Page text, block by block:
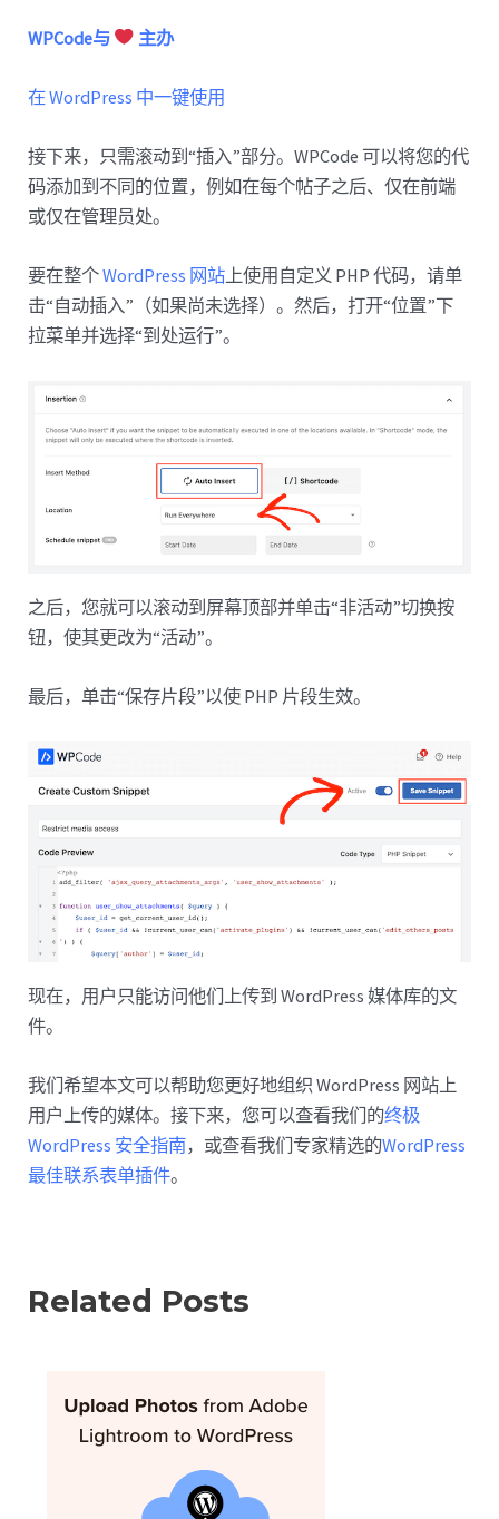
WPCode与 主办
在 WordPress 中一键使用
接下来，只需滚动到“插入”部分。WPCode 可以将您的代
码添加到不同的位置，例如在每个帖子之后、仅在前端
或仅在管理员处。
要在整个WordPress 网站上使用自定义 PHP 代码，请单
击“自动插入”（如果尚未选择）。然后，打开“位置”下
拉菜单并选择“到处运行”。
之后，您就可以滚动到屏幕顶部并单击“非活动”切换按
钮，使其更改为“活动”。
最后，单击“保存片段”以使 PHP 片段生效。
现在，用户只能访问他们上传到 WordPress 媒体库的文
件。
我们希望本文可以帮助您更好地组织 WordPress 网站上
用户上传的媒体。接下来，您可以查看我们的终极
WordPress 安全指南，或查看我们专家精选的WordPress
最佳联系表单插件。
Related Posts